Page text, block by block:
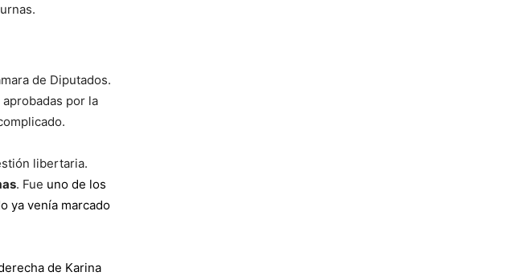
de Diputados.
por la
libertaria.
. Fue uno de los
ya venía marcado
de Karina